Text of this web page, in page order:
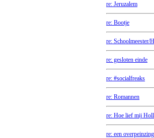
re: Jeruzalem
re: Bootje
re: Schoolmeester/
re: gesloten einde
re: #socialfreaks
re: Romannen
re: Hoe lief mij
re: een